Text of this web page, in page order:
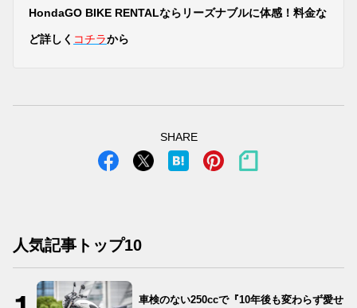
HondaGO BIKE RENTALならリーズナブルに体感！料金な
ど詳しく コチラから
SHARE
人気記事トップ10
車検のない250ccで『10年後も変わらず愛せ